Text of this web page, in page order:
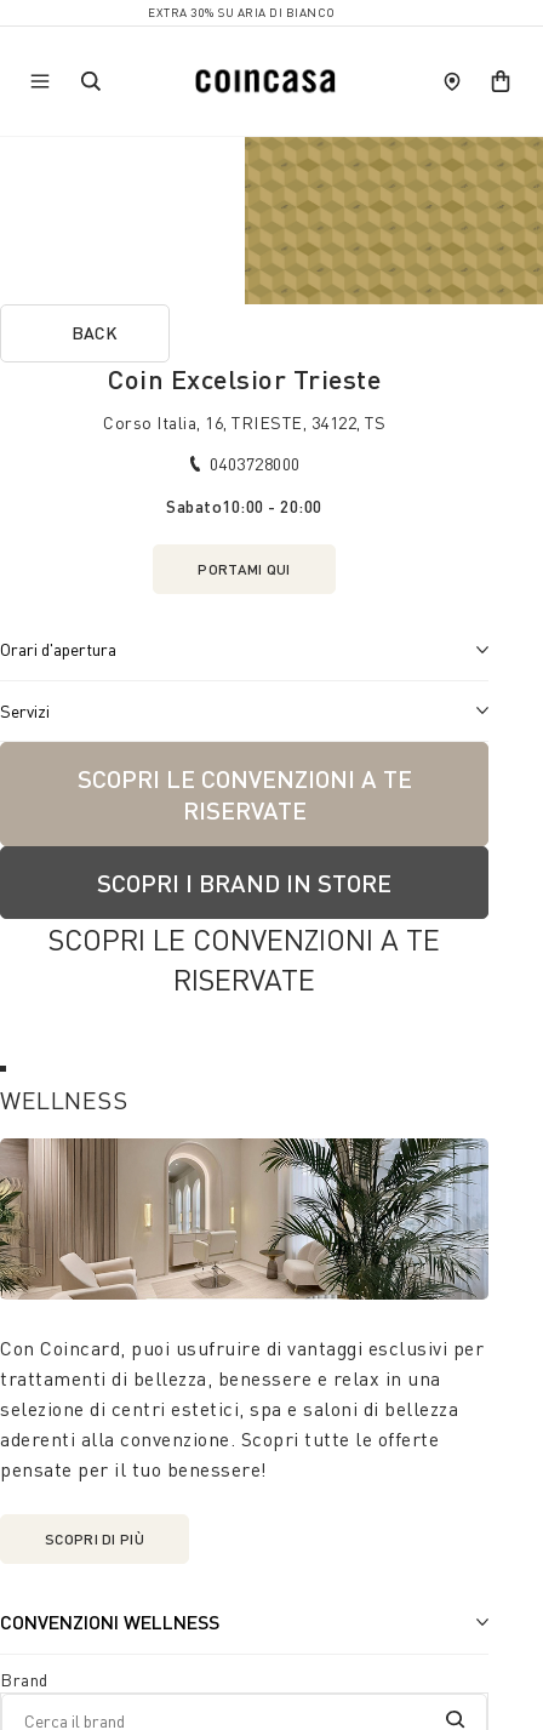
EXTRA 30% SU ARIA DI BIANCO
BACK
Coin Excelsior Trieste
Corso Italia, 16, TRIESTE, 34122, TS
0403728000
Sabato10:00 - 20:00
PORTAMI QUI
Orari d'apertura
Servizi
SCOPRI LE CONVENZIONI A TE
RISERVATE
SCOPRI I BRAND IN STORE
SCOPRI LE CONVENZIONI A TE
RISERVATE
WELLNESS
Con Coincard, puoi usufruire di vantaggi esclusivi per
trattamenti di bellezza, benessere e relax in una
selezione di centri estetici, spa e saloni di bellezza
aderenti alla convenzione. Scopri tutte le offerte
pensate per il tuo benessere!
SCOPRI DI PIÙ
CONVENZIONI WELLNESS
Brand